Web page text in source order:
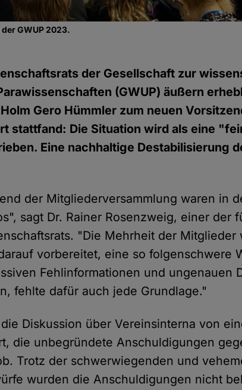
GWUP 2023.
der Gesellschaft zur
(GWUP) äußern
Gero Hümmler zum neuen
stattfand: Die Situation wird als eine
Eine nachhaltige Destabilisierung
der Mitgliederversammlung waren in
sagt Dr. Rainer Rosenzweig, einer der
"Die Mehrheit der Mitglieder
vorbereitet, eine so folgenschwere
Fehlinformationen und ungenauen
fehlte dafür auch jede Grundlage."
Diskussion über Vereinsinterna von
die unbegründete Anschuldigungen
Trotz der schwerwiegenden und
wurden die Anschuldigungen nicht